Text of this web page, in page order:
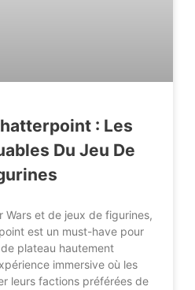
: Les
Du Jeu De
Wars et de jeux de figurines,
est un must-have pour
plateau hautement
immersive où les
leurs factions préférées de